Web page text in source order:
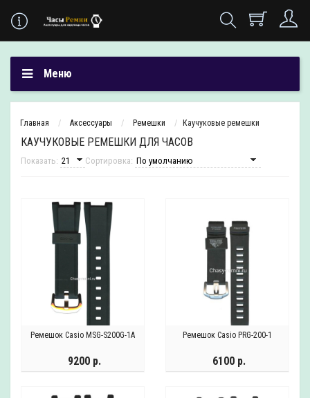
Меню
Главная Аксесcуары Ремешки Каучуковые ремешки
КАУЧУКОВЫЕ РЕМЕШКИ ДЛЯ ЧАСОВ
Показать: Сортировка:
Ремешок Casio MSG-S200G-1A
9200 р.
Ремешок Casio PRG-200-1
6100 р.